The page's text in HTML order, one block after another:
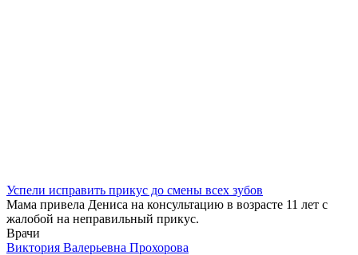
Успели исправить прикус до смены всех зубов
Мама привела Дениса на консультацию в возрасте 11 лет с
жалобой на неправильный прикус.
Врачи
Виктория Валерьевна Прохорова